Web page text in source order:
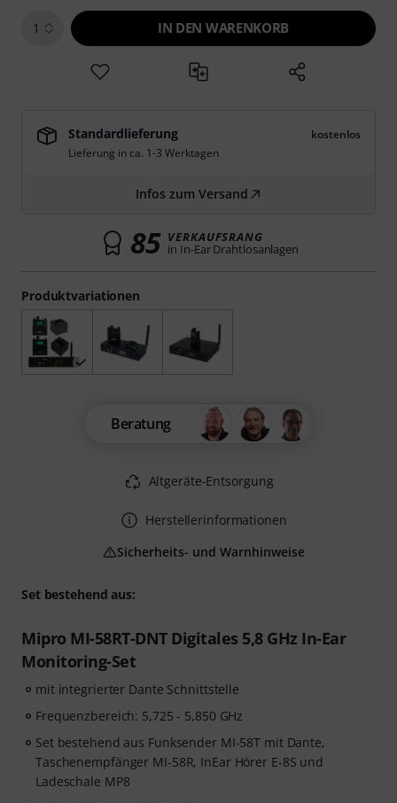
Set bestehend aus:
Mipro MI-58RT-DNT Digitales 5,8 GHz In-Ear
Monitoring-Set
mit integrierter Dante Schnittstelle
Frequenzbereich: 5,725 - 5,850 GHz
Set bestehend aus Funksender MI-58T mit Dante,
Taschenempfänger MI-58R, InEar Hörer E-8S und
Ladeschale MP8
Produktvariationen
1 IN DEN WARENKORB
Standardlieferung
kostenlos
Lieferung in ca. 1-3 Werktagen
Infos zum Versand
85 VERKAUFSRANG
in In-Ear Drahtlosanlagen
Beratung
Altgeräte-Entsorgung
Herstellerinformationen
Sicherheits- und Warnhinweise